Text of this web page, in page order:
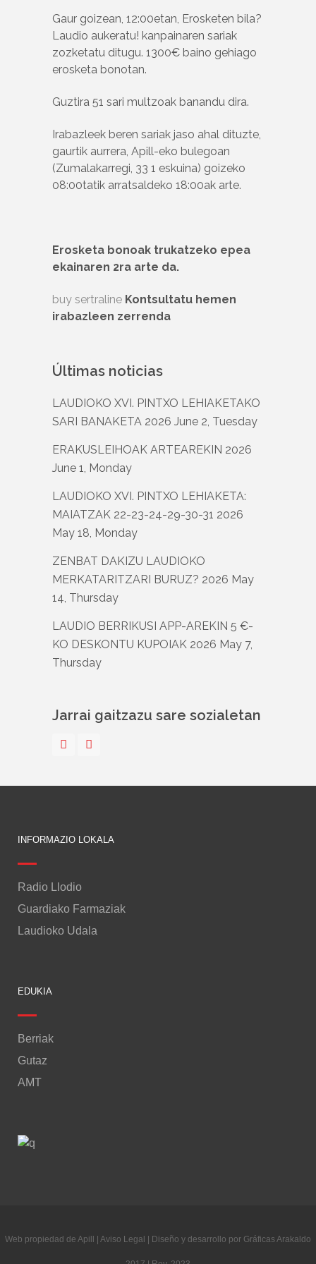
Gaur goizean, 12:00etan, Erosketen bila?
Laudio aukeratu! kanpainaren sariak
zozketatu ditugu. 1300€ baino gehiago
erosketa bonotan.
Guztira 51 sari multzoak banandu dira.
Irabazleek beren sariak jaso ahal dituzte,
gaurtik aurrera, Apill-eko bulegoan
(Zumalakarregi, 33 1 eskuina) goizeko
08:00tatik arratsaldeko 18:00ak arte.
Erosketa bonoak trukatzeko epea
ekainaren 2ra arte da.
buy sertraline Kontsultatu hemen
irabazleen zerrenda
Últimas noticias
LAUDIOKO XVI. PINTXO LEHIAKETAKO
SARI BANAKETA 2026 June 2, Tuesday
ERAKUSLEIHOAK ARTEAREKIN 2026
June 1, Monday
LAUDIOKO XVI. PINTXO LEHIAKETA:
MAIATZAK 22-23-24-29-30-31 2026
May 18, Monday
ZENBAT DAKIZU LAUDIOKO
MERKATARITZARI BURUZ? 2026 May
14, Thursday
LAUDIO BERRIKUSI APP-AREKIN 5 €-
KO DESKONTU KUPOIAK 2026 May 7,
Thursday
Jarrai gaitzazu sare sozialetan
INFORMAZIO LOKALA
Radio Llodio
Guardiako Farmaziak
Laudioko Udala
EDUKIA
Berriak
Gutaz
AMT
Web propiedad de Apill | Aviso Legal | Diseño y desarrollo por Gráficas Arakaldo